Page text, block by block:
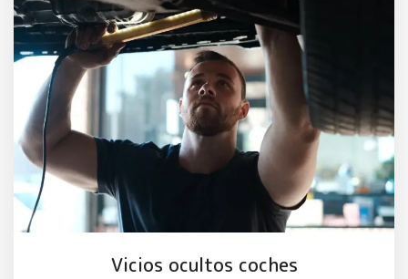
Vicios ocultos coches